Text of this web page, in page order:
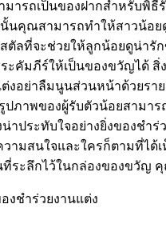
ารถเป็นของฝากสำหรับพิ
คุณสามารถทำให้สาวน้อ
ตัลที่จะช่วยให้ลูกน้อยดูน่
คัมภีร์ให้เป็นของขวัญได้
อย่าลืมนูนส่วนหน้าด้วยร
าพของผู้รับตัวน้อยสามาร
น่าประทับใจอย่างยิ่งของ
ามสนใจและใครก็ตามที่ไ
ที่ระลึกไว้ในกล่องของขวั
งชำร่วยงานแต่ง